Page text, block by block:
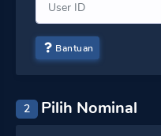
Bantuan
2 Pilih Nominal